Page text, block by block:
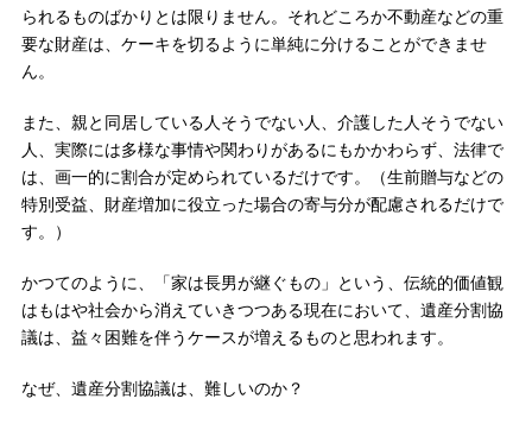
られるものばかりとは限りません。それどころか不動産などの重
要な財産は、ケーキを切るように単純に分けることができませ
ん。
また、親と同居している人そうでない人、介護した人そうでない
人、実際には多様な事情や関わりがあるにもかかわらず、法律で
は、画一的に割合が定められているだけです。（生前贈与などの
特別受益、財産増加に役立った場合の寄与分が配慮されるだけで
す。）
かつてのように、「家は長男が継ぐもの」という、伝統的価値観
はもはや社会から消えていきつつある現在において、遺産分割協
議は、益々困難を伴うケースが増えるものと思われます。
なぜ、遺産分割協議は、難しいのか？